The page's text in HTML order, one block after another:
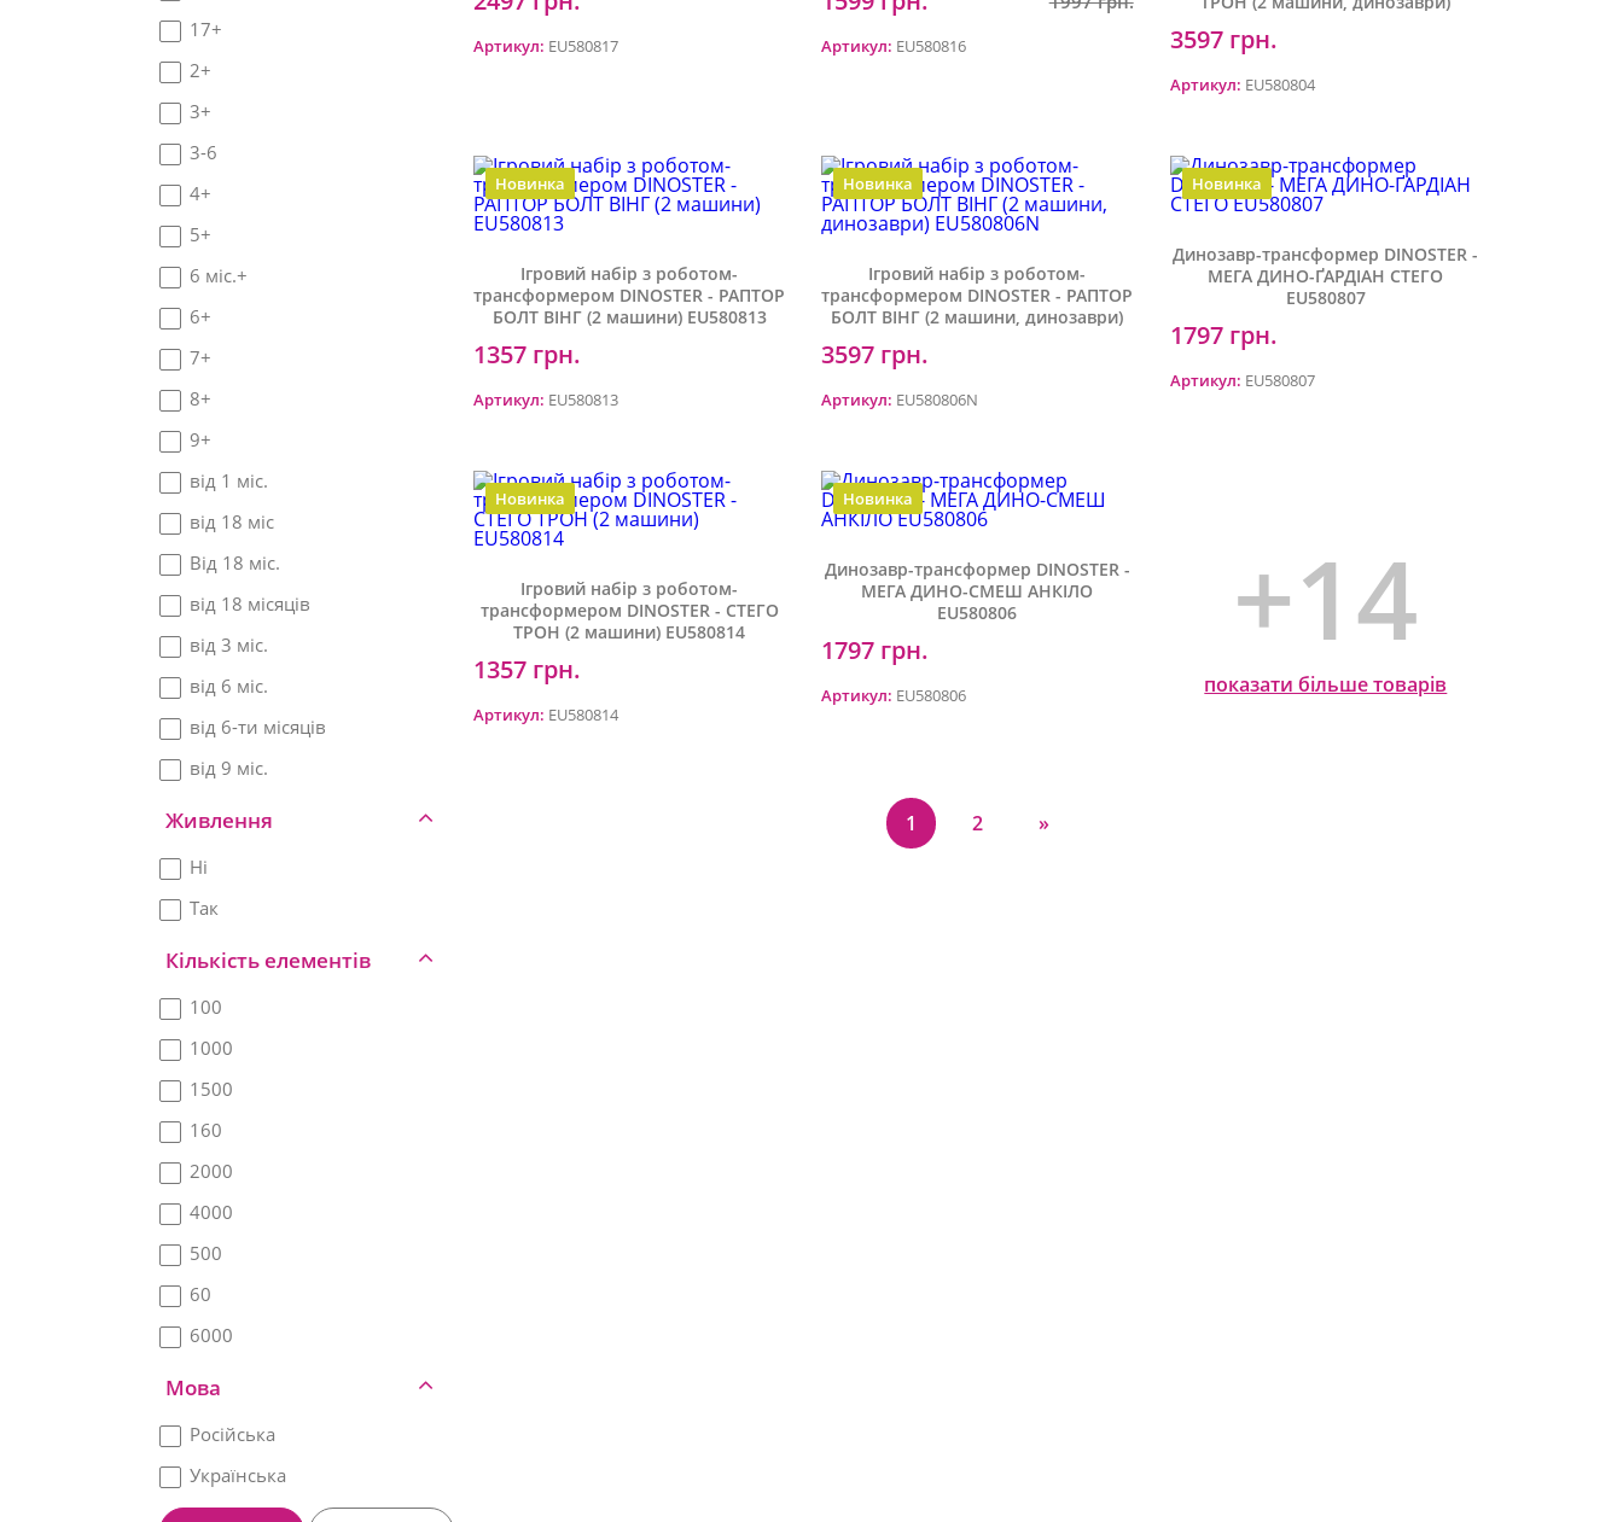
17+
2+
3+
3-6
4+
5+
6 міс.+
6+
7+
8+
9+
від 1 міс.
від 18 міс
Від 18 міс.
від 18 місяців
від 3 міс.
від 6 міс.
від 6-ти місяців
від 9 міс.
Живлення
Ні
Так
Кількість елементів
100
1000
1500
160
2000
4000
500
60
6000
Мова
Російська
Українська
Додати у кошик
Артикул: EU580817 Артикул: EU580816 3597 грн.
Артикул: EU580804
Додати у кошик
Новинка
Ігровий набір з роботом-
трансформером DINOSTER - РАПТОР
БОЛТ ВІНГ (2 машини) EU580813
1357 грн.
Артикул: EU580813
Новинка
Ігровий набір з роботом-
трансформером DINOSTER - РАПТОР
БОЛТ ВІНГ (2 машини, динозаври)
3597 грн.
Артикул: EU580806N
Новинка
Динозавр-трансформер DINOSTER -
МЕГА ДИНО-ҐАРДІАН СТЕГО
EU580807
1797 грн.
Артикул: EU580807
Новинка
Ігровий набір з роботом-
трансформером DINOSTER - СТЕГО
ТРОН (2 машини) EU580814
1357 грн.
Артикул: EU580814
Новинка
Динозавр-трансформер DINOSTER -
МЕГА ДИНО-СМЕШ АНКІЛО
EU580806
1797 грн.
Артикул: EU580806
+14
показати більше товарів
1 2 »